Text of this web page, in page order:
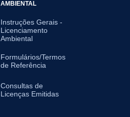
AMBIENTAL
Instruções Gerais -
Licenciamento
Ambiental
Formulários/Termos
de Referência
Consultas de
Licenças Emitidas